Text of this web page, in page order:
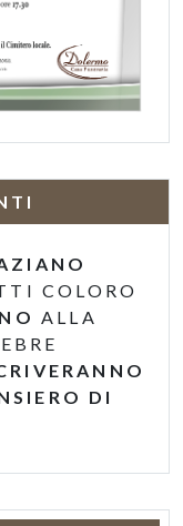
COLORO
ALLA
DI